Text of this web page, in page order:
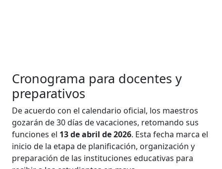
Cronograma para docentes y
preparativos
De acuerdo con el calendario oficial, los maestros
gozarán de 30 días de vacaciones, retomando sus
funciones el 13 de abril de 2026. Esta fecha marca el
inicio de la etapa de planificación, organización y
preparación de las instituciones educativas para